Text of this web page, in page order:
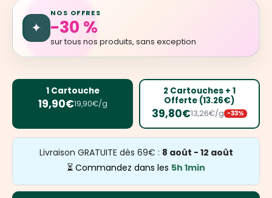
✦
NOS OFFRES
-30 %
sur tous nos produits, sans exception
1 Cartouche
19,90€19,90€/g
2 Cartouches + 1
Offerte (13.26€)
39,80€13,26€/g -33%
Livraison GRATUITE dès 69€ : 8 août - 12 août
⏳ Commandez dans les 5h 1min